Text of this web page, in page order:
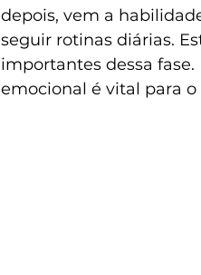
depois, vem a
seguir rotinas diárias.
importantes dessa
emocional é vital para